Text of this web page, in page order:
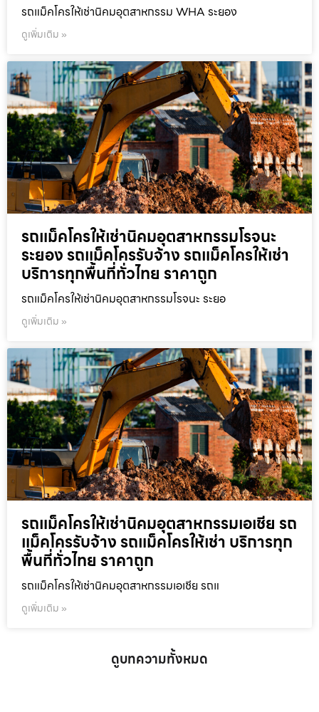
รถแม็คโครให้เช่านิคมอุตสาหกรรม WHA ระยอง
ดูเพิ่มเติม »
รถแม็คโครให้เช่านิคมอุตสาหกรรมโรจนะ
ระยอง รถแม็คโครรับจ้าง รถแม็คโครให้เช่า
บริการทุกพื้นที่ทั่วไทย ราคาถูก
รถแม็คโครให้เช่านิคมอุตสาหกรรมโรจนะ ระยอ
ดูเพิ่มเติม »
รถแม็คโครให้เช่านิคมอุตสาหกรรมเอเชีย รถ
แม็คโครรับจ้าง รถแม็คโครให้เช่า บริการทุก
พื้นที่ทั่วไทย ราคาถูก
รถแม็คโครให้เช่านิคมอุตสาหกรรมเอเชีย รถแ
ดูเพิ่มเติม »
ดูบทความทั้งหมด